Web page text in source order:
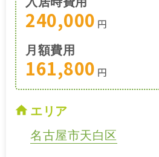
240,000 円
月額費用
161,800 円
エリア
名古屋市天白区